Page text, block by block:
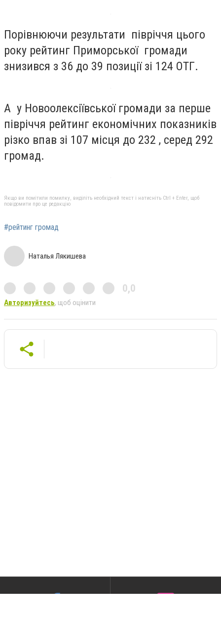
Порівнюючи результати півріччя цього
року рейтинг Приморської громади
знизився з 36 до 39 позиції зі 124 ОТГ.
А у Новоолексіївської громади за перше
півріччя рейтинг економічних показників
різко впав зі 107 місця до 232 , серед 292
громад.
Якщо ви помітили помилку, виділіть необхідний текст і натисніть Ctrl + Enter, щоб
повідомити про це редакцію
#рейтинг громад
Наталья Лякишева
0,0
Авторизуйтесь, щоб оцінити